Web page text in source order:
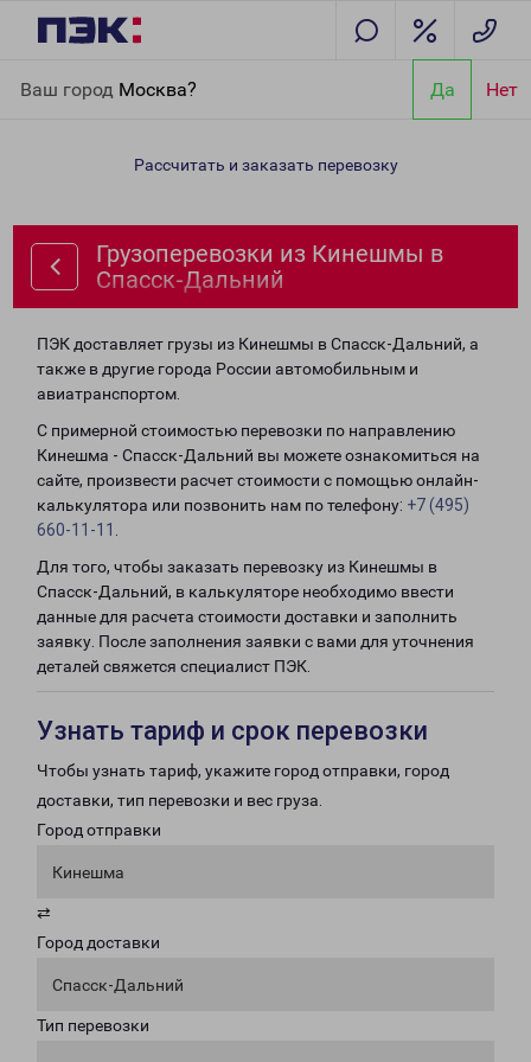
Ваш город Москва? Да Нет
Дальний
Рассчитать и заказать перевозку
Грузоперевозки из Кинешмы в
Спасск-Дальний
ПЭК доставляет грузы из Кинешмы в Спасск-Дальний, а
также в другие города России автомобильным и
авиатранспортом.
С примерной стоимостью перевозки по направлению
Кинешма - Спасск-Дальний вы можете ознакомиться на
сайте, произвести расчет стоимости с помощью онлайн-
калькулятора или позвонить нам по телефону: +7 (495)
660-11-11
Для того, чтобы заказать перевозку из Кинешмы в
Спасск-Дальний, в калькуляторе необходимо ввести
данные для расчета стоимости доставки и заполнить
заявку. После заполнения заявки с вами для уточнения
деталей свяжется специалист ПЭК.
Узнать тариф и срок перевозки
Чтобы узнать тариф, укажите город отправки, город
доставки, тип перевозки и вес груза.
Город отправки
Кинешма
⇄
Город доставки
Спасск-Дальний
Тип перевозки